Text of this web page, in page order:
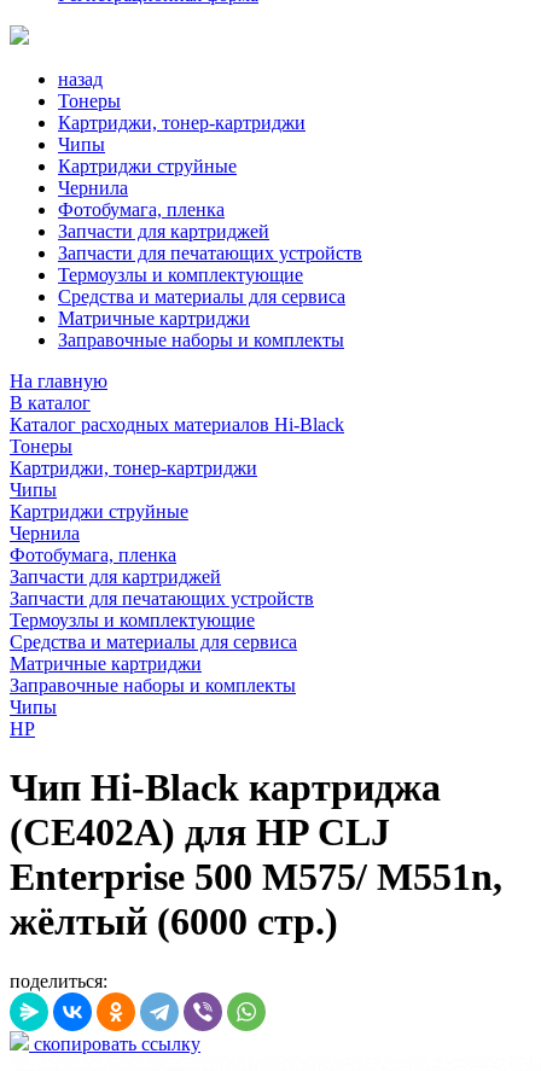
назад
Тонеры
Картриджи, тонер-картриджи
Чипы
Картриджи струйные
Чернила
Фотобумага, пленка
Запчасти для картриджей
Запчасти для печатающих устройств
Термоузлы и комплектующие
Средства и материалы для сервиса
Матричные картриджи
Заправочные наборы и комплекты
На главную
В каталог
Каталог расходных материалов Hi-Black
Тонеры
Картриджи, тонер-картриджи
Чипы
Картриджи струйные
Чернила
Фотобумага, пленка
Запчасти для картриджей
Запчасти для печатающих устройств
Термоузлы и комплектующие
Средства и материалы для сервиса
Матричные картриджи
Заправочные наборы и комплекты
Чипы
HP
Чип Hi-Black картриджа
(CE402A) для HP CLJ
Enterprise 500 M575/ M551n,
жёлтый (6000 стр.)
поделиться:
скопировать ссылку